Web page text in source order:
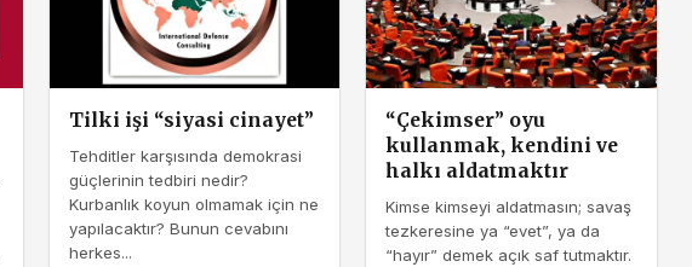
Tilki işi “siyasi cinayet”
Tehditler karşısında demokrasi
güçlerinin tedbiri nedir?
Kurbanlık koyun olmamak için ne
yapılacaktır? Bunun cevabını
herkes...
“Çekimser” oyu
kullanmak, kendini ve
halkı aldatmaktır
Kimse kimseyi aldatmasın; savaş
tezkeresine ya “evet”, ya da
“hayır” demek açık saf tutmaktır.